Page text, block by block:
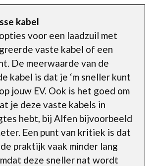
kabel
voor een laadzuil met
vaste kabel of een
De meerwaarde van de
kabel is dat je ‘m sneller kunt
jouw EV. Ook is het goed om
je deze vaste kabels in
hebt, bij Alfen bijvoorbeeld
Een punt van kritiek is dat
praktijk vaak minder lang
deze sneller nat wordt